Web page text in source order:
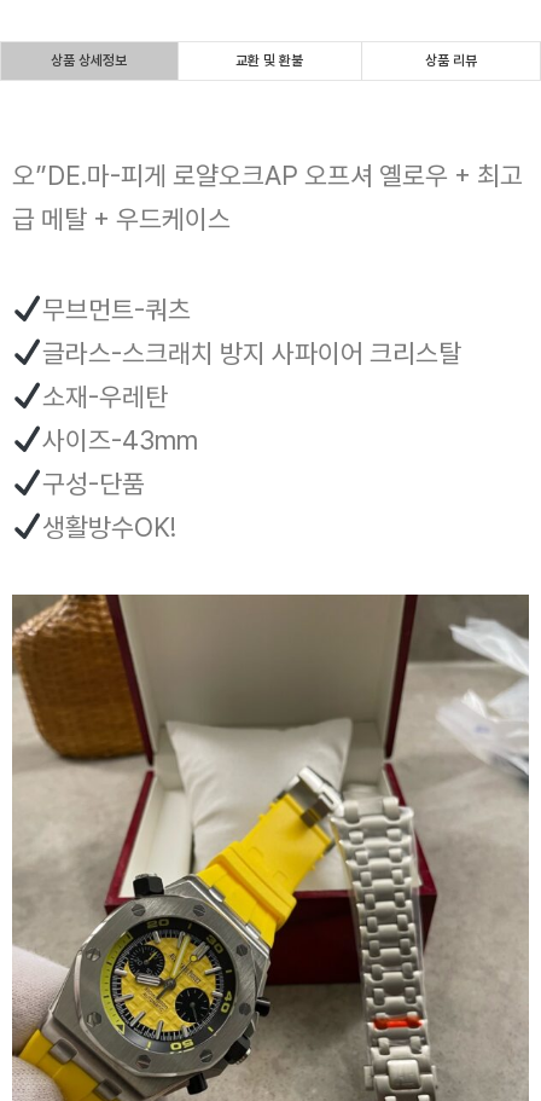
상품 상세정보 교환 및 환불 상품 리뷰
오”DE.마-피게 로얄오크AP 오프셔 옐로우 + 최고
급 메탈 + 우드케이스
무브먼트-쿼츠
글라스-스크래치 방지 사파이어 크리스탈
소재-우레탄
사이즈-43mm
구성-단품
생활방수OK!